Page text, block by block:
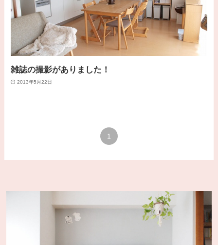
雑誌の撮影がありました！
2013年5月22日
1